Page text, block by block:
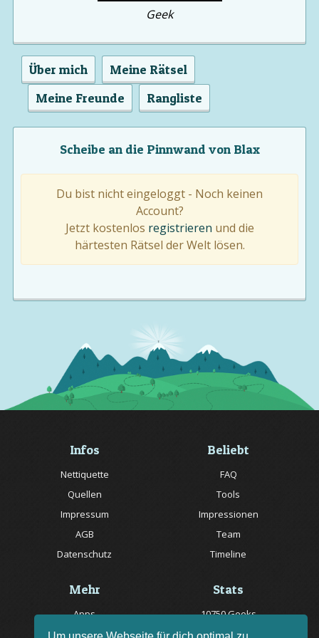
Geek
Über mich
Meine Rätsel
Meine Freunde
Rangliste
Scheibe an die Pinnwand von Blax
Du bist nicht eingeloggt - Noch keinen
Account?
Jetzt kostenlos registrieren und die
härtesten Rätsel der Welt lösen.
Infos
Nettiquette
Quellen
Impressum
AGB
Datenschutz
Beliebt
FAQ
Tools
Impressionen
Team
Timeline
Mehr
Apps
Jobs
Stats
10750 Geeks
20057 Rätsel online